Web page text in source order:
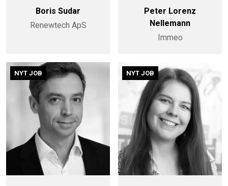
Boris Sudar
Renewtech ApS
Peter Lorenz
Nellemann
Immeo
NYT JOB NYT JOB